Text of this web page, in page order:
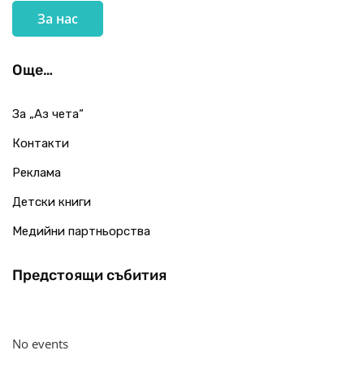
За нас
Още…
За „Аз чета“
Контакти
Реклама
Детски книги
Медийни партньорства
Предстоящи събития
No events